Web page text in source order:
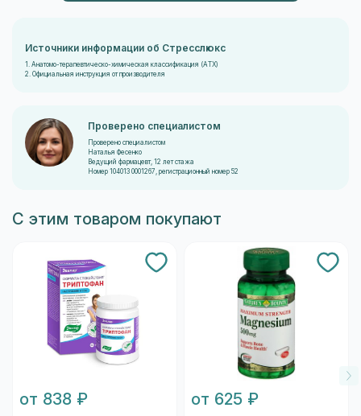
Источники информации об Стресслюкс
1. Анатомо-терапевтическо-химическая классификация (ATX)
2. Официальная инструкция от производителя
Проверено специалистом
Проверено специалистом
Наталья Фесенко
Ведущий фармацевт, 12 лет стажа
Номер 104013 0001267, регистрационный номер 52
С этим товаром покупают
от 838 ₽ от 625 ₽